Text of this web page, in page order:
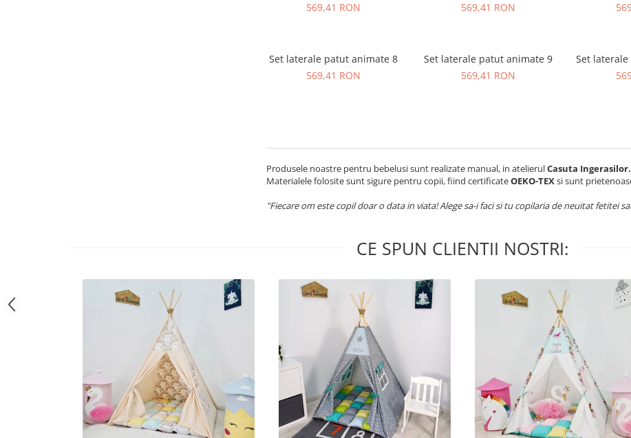
569,41 RON
569,41 RON
Set laterale patut animate 8
569,41 RON
Set laterale patut animate 9
569,41 RON
Set
Produsele noastre pentru bebelusi sunt realizate manual, in atelierulCasuta Ingerasilor.
Materialele folosite sunt sigure pentru copii, fiind certificateOEKO-TEXsi sunt
"Fiecare om este copil doar o data in viata! Alege sa-i faci si tu copilaria de neuitat fetitei
CE SPUN CLIENTII NOSTRI: